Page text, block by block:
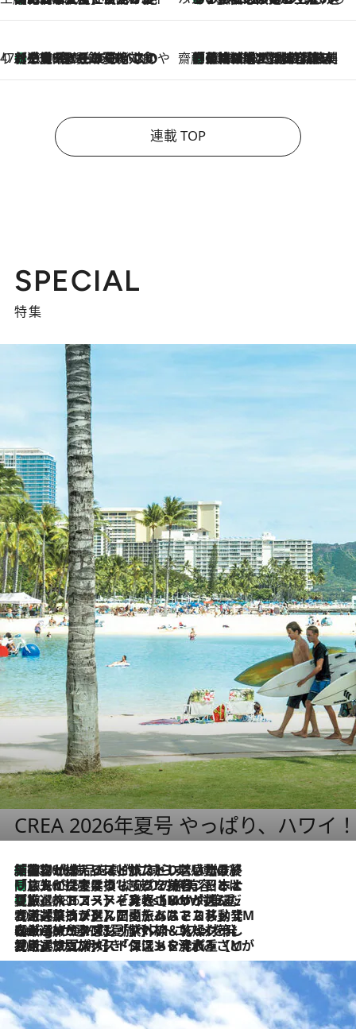
47都道府県の手みやげ ひんやりスイーツで夏を満喫
2026.8.6
【三重県】この夏絶対食べたい 冷やしておいしいおやつ3選 お餅×アイスの新感覚スイーツ 齋藤 薫 美容脳ルネサンス
2026.8.6
「荷物が増えるほど旅ストレスは増す」美容ジャーナリストがたどり着いた最終結論。“化粧品を劇的に減らす”感動の凝縮美容とは
連載 TOP
SPECIAL
特集
CREA 2026年夏号 やっぱり、ハワイ
2026.8.6
「荷物が増えるほど旅ストレスは増す」美容ジャーナリストがたどり着いた最終結論。“化粧品を劇的に減らす”感動の凝縮美容とは
2026.8.6
「旅先には金髪ウィッグを持参」日本と同じメイクでは損してる!? 美容ジャーナリストが提案する“掟破りの旅美容”とは
2026.8.6
【厳選旅コスメ】「身軽さ＆UV対策重視！」ヘアアーティストshucoが選んだ夏旅ベストコスメを発表【Mサイズジップ】
2026.8.5
【厳選旅コスメ】国内をあちこち移動する河井菜摘が選んだ夏旅ベストコスメ発表！「リラックスアイテムはマスト」【Mサイズジップ】
2026.8.4
【厳選旅コスメ】「紫外線＆乾燥対策しながらメイク感も！」ヘア＆メイクGeorgeが選んだ夏旅ベストコスメを発表！【Mサイズジップ】
2026.8.3
【厳選旅コスメ】「保湿もタイパ重視！」“サウナ好き”タレント清水みさとが愛用する夏旅ベストコスメを発表！【Mサイズジップ】